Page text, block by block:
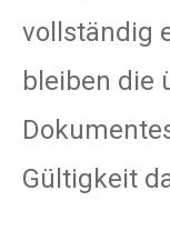
vollständig
bleiben die
Gültigkeit